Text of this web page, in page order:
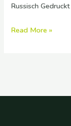
Russisch
Read More »